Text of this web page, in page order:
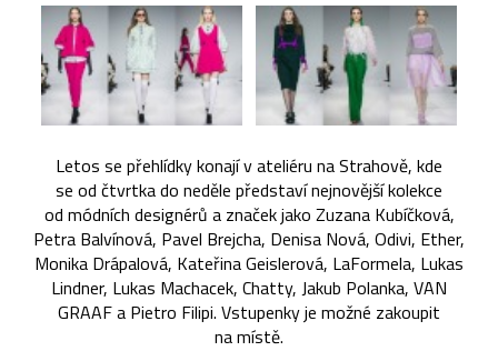
Letos se přehlídky konají v ateliéru na Strahově, kde
se od čtvrtka do neděle představí nejnovější kolekce
od módních designérů a značek jako Zuzana Kubíčková,
Petra Balvínová, Pavel Brejcha, Denisa Nová, Odivi, Ether,
Monika Drápalová, Kateřina Geislerová, LaFormela, Lukas
Lindner, Lukas Machacek, Chatty, Jakub Polanka, VAN
GRAAF a Pietro Filipi. Vstupenky je možné zakoupit
na místě.